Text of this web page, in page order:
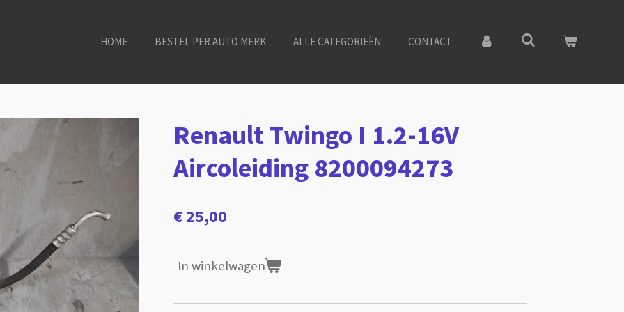
HOME BESTEL PER AUTO MERK ALLE CATEGORIEËN CONTACT
Renault Twingo I 1.2-16V
Aircoleiding 8200094273
€ 25,00
In winkelwagen